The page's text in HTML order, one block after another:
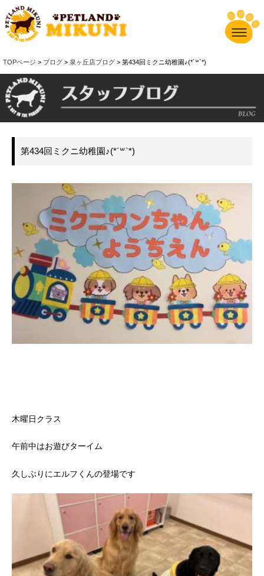
TOPページ > ブログ > 泉ヶ丘店ブログ > 第434回ミクニ幼稚園♪(*´꒳`*)
第434回ミクニ幼稚園♪(*´꒳`*)
木曜日クラス
午前中はお遊びターイム
久しぶりにエルフくんの登場です